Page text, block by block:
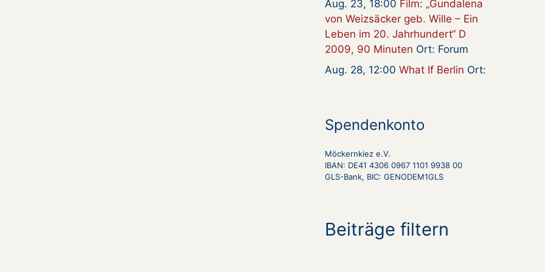
Aug. 23, 18:00 Film: „Gundalena
von Weizsäcker geb. Wille – Ein
Leben im 20. Jahrhundert“ D
2009, 90 Minuten Ort: Forum
Aug. 28, 12:00 What If Berlin Ort:
Spendenkonto
Möckernkiez e.V.
IBAN: DE41 4306 0967 1101 9938 00
GLS-Bank, BIC: GENODEM1GLS
Beiträge filtern